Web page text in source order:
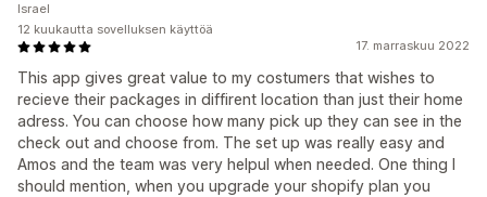
17. marraskuu 2022
This app gives great value to my costumers that wishes to
recieve their packages in diffirent location than just their home
adress. You can choose how many pick up they can see in the
check out and choose from. The set up was really easy and
Amos and the team was very helpul when needed. One thing I
should mention, when you upgrade your shopify plan you
Israel
12 kuukautta sovelluksen käyttöä